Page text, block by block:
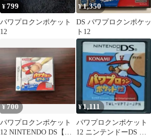
¥799
パワプロクンポケット
12
¥1,350
DS パワプロクンポケッ
ト12
¥700
パワプロクンポケット
12 NINTENDO DS【動
¥1,111
パワプロクンポケット
12 ニンテンドーDS ソ